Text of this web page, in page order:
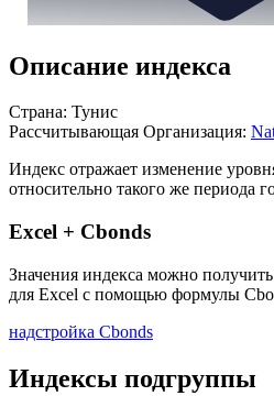
Описание индекса
Страна: Тунис
Рассчитывающая Организация:
Индекс отражает изменение
относительно такого же периода
Excel + Cbonds
Значения индекса можно получить
для Excel с помощью формулы
надстройка Cbonds
Индексы подгруппы